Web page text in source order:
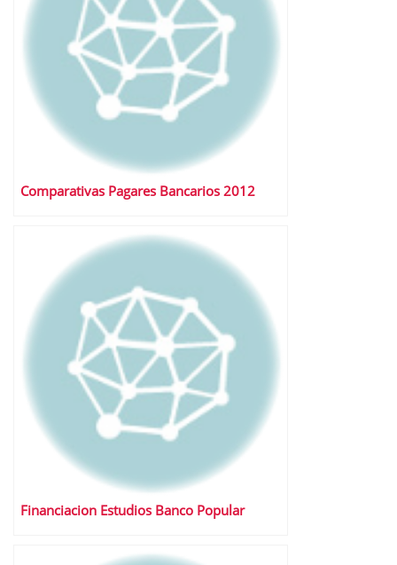
Comparativas Pagares Bancarios 2012
Financiacion Estudios Banco Popular